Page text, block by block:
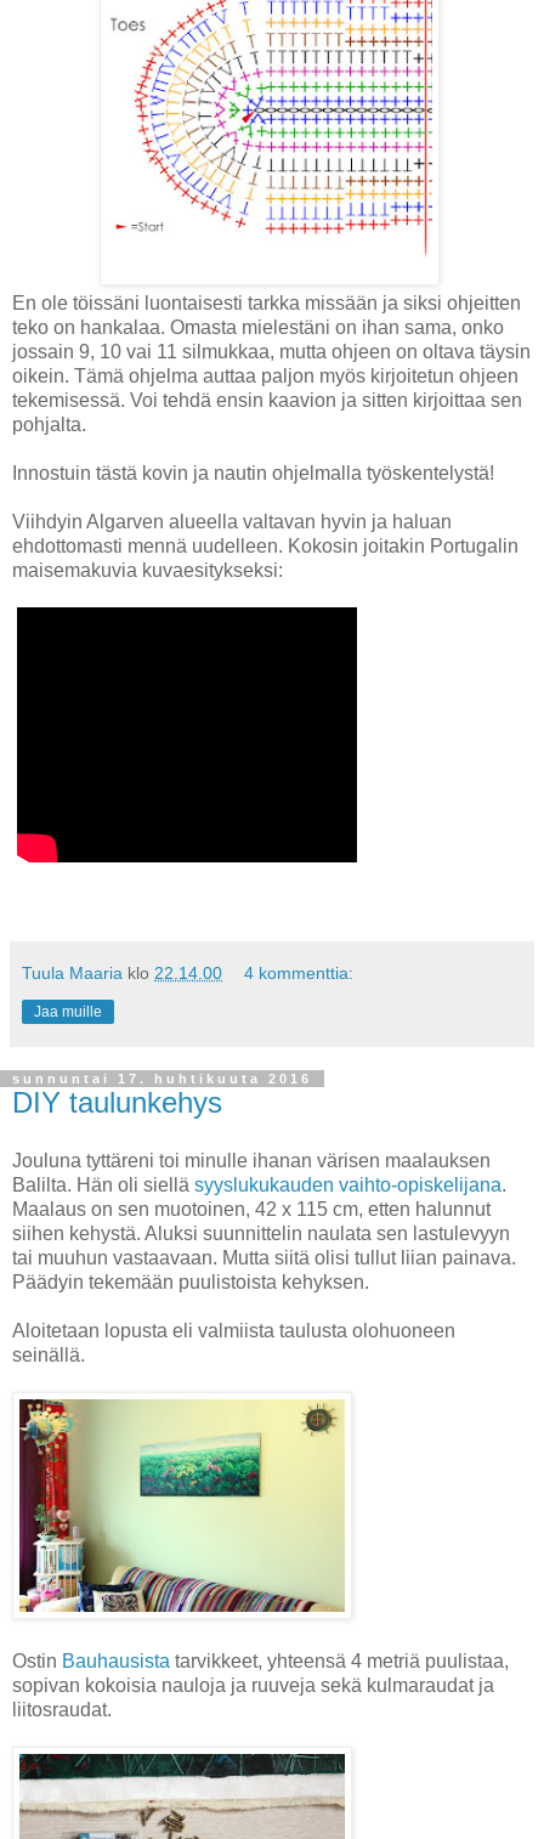
En ole töissäni luontaisesti tarkka missään ja siksi ohjeitten
teko on hankalaa. Omasta mielestäni on ihan sama, onko
jossain 9, 10 vai 11 silmukkaa, mutta ohjeen on oltava täysin
oikein. Tämä ohjelma auttaa paljon myös kirjoitetun ohjeen
tekemisessä. Voi tehdä ensin kaavion ja sitten kirjoittaa sen
pohjalta.
Innostuin tästä kovin ja nautin ohjelmalla työskentelystä!
Viihdyin Algarven alueella valtavan hyvin ja haluan
ehdottomasti mennä uudelleen. Kokosin joitakin Portugalin
maisemakuvia kuvaesitykseksi:
Tuula Maaria klo 22.14.00 4 kommenttia:
Jaa muille
sunnuntai 17. huhtikuuta 2016
DIY taulunkehys
Jouluna tyttäreni toi minulle ihanan värisen maalauksen
Balilta. Hän oli siellä syyslukukauden vaihto-opiskelijana.
Maalaus on sen muotoinen, 42 x 115 cm, etten halunnut
siihen kehystä. Aluksi suunnittelin naulata sen lastulevyyn
tai muuhun vastaavaan. Mutta siitä olisi tullut liian painava.
Päädyin tekemään puulistoista kehyksen.
Aloitetaan lopusta eli valmiista taulusta olohuoneen
seinällä.
Ostin Bauhausista tarvikkeet, yhteensä 4 metriä puulistaa,
sopivan kokoisia nauloja ja ruuveja sekä kulmaraudat ja
liitosraudat.